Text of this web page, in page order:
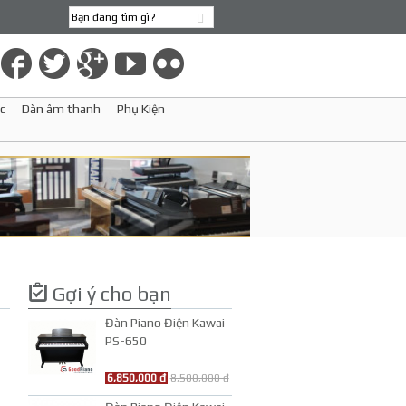
Dàn âm thanh
Phụ Kiện
Gợi ý cho bạn
Đàn Piano Điện Kawai
PS-650
6,850,000 đ 8,500,000 đ